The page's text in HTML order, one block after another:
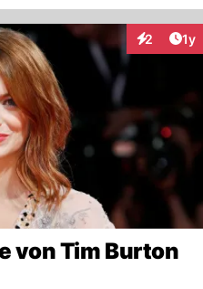
2 1y
von Tim Burton